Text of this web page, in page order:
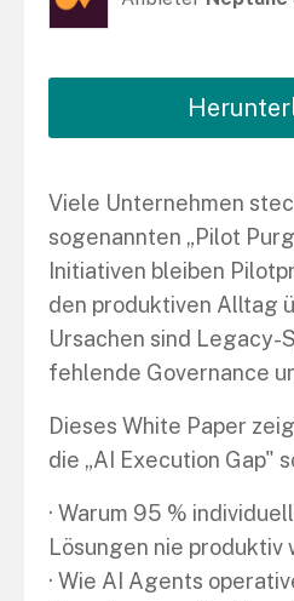
Viele Unternehmen
sogenannten „Pilot
Initiativen bleiben
den produktiven Alltag
Ursachen sind Legacy-
fehlende Governance
Dieses White Paper
die „AI Execution Gap"
· Warum 95 %
Lösungen nie produktiv
· Wie AI Agents